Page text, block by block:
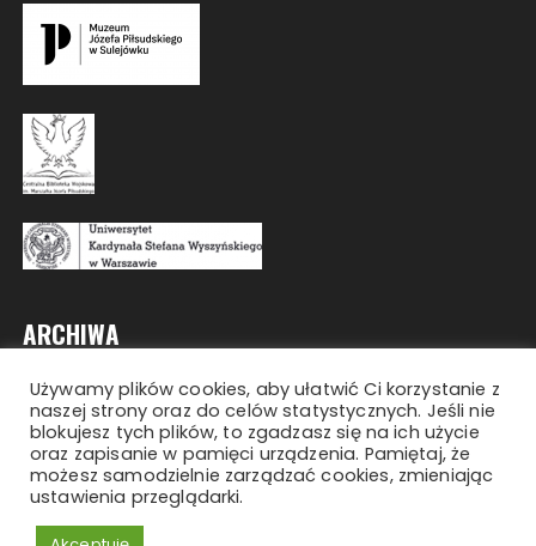
ARCHIWA
Archiwa
Copyright © 2026 Olimpiada Losy Żołnierza.
Używamy plików cookies, aby ułatwić Ci korzystanie z
naszej strony oraz do celów statystycznych. Jeśli nie
blokujesz tych plików, to zgadzasz się na ich użycie
oraz zapisanie w pamięci urządzenia. Pamiętaj, że
możesz samodzielnie zarządzać cookies, zmieniając
ustawienia przeglądarki.